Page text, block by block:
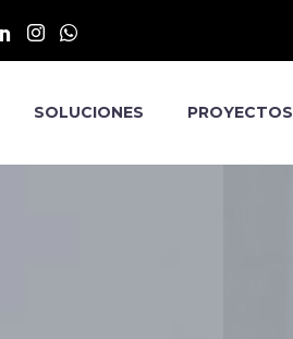
SOLUCIONES PROYECTOS